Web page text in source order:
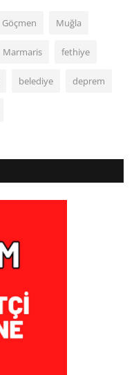
Göçmen Muğla
Marmaris fethiye
belediye deprem